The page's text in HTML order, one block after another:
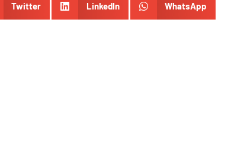
Twitter LinkedIn WhatsApp